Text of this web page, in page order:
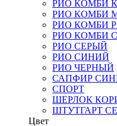
РИО КОМБИ
РИО КОМБИ
РИО КОМБИ
РИО КОМБИ
РИО СЕРЫЙ
РИО СИНИЙ
РИО ЧЕРНЫЙ
САПФИР
СПОРТ
ШЕРЛОК
ШТУТГАРТ
Цвет